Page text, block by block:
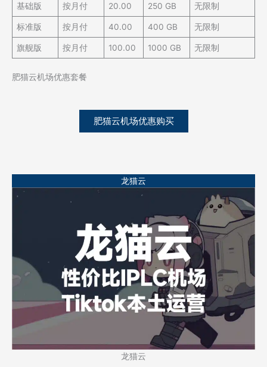
基础版 按月付 20.00 250 GB 无限制
标准版 按月付 40.00 400 GB 无限制
旗舰版 按月付 100.00 1000 GB 无限制
肥猫云机场优惠套餐
肥猫云机场优惠购买
龙猫云
龙猫云